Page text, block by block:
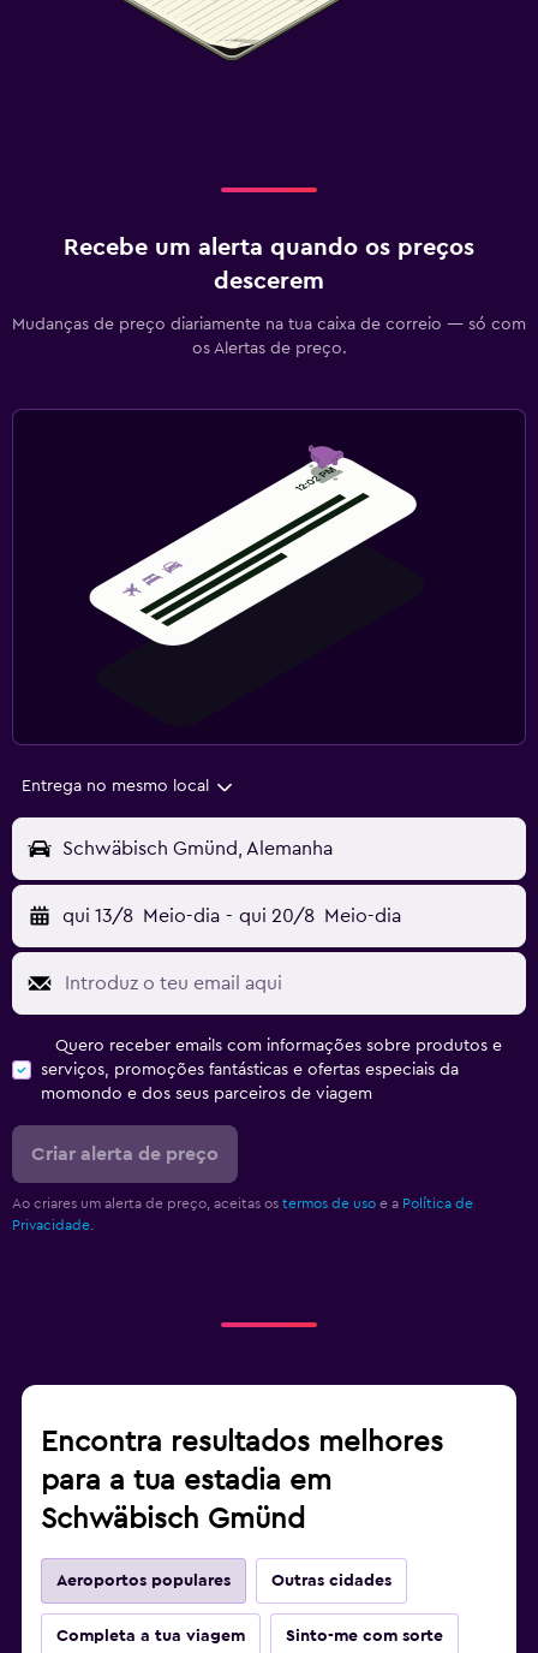
Recebe um alerta quando os preços
descerem
Mudanças de preço diariamente na tua caixa de correio — só com
os Alertas de preço.
Entrega no mesmo local
Schwäbisch Gmünd, Alemanha
qui 13/8 Meio-dia - qui 20/8 Meio-dia
Quero receber emails com informações sobre produtos e
serviços, promoções fantásticas e ofertas especiais da
momondo e dos seus parceiros de viagem
Criar alerta de preço
Ao criares um alerta de preço, aceitas os termos de uso e a Política de
Privacidade.
Encontra resultados melhores
para a tua estadia em
Schwäbisch Gmünd
Aeroportos populares Outras cidades
Completa a tua viagem Sinto-me com sorte